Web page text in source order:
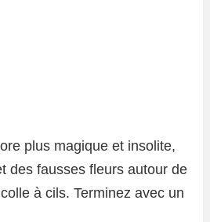
plus magique et insolite,
des fausses fleurs autour de
à cils. Terminez avec un